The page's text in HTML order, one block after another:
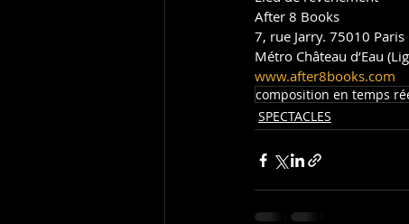
After 8 Books
7, rue Jarry. 75010 Paris
Métro Château d’Eau
www.after8books.com
composition en temps
SPECTACLES